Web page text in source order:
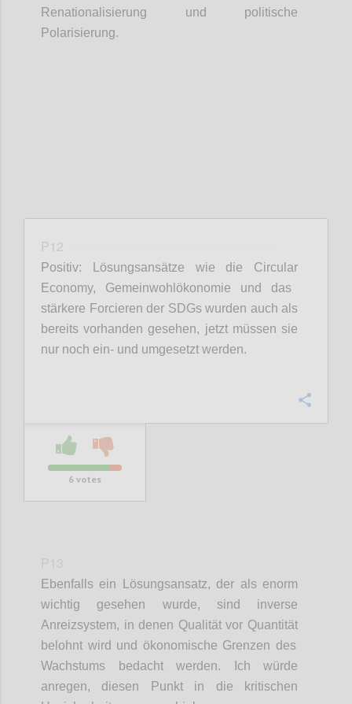
Renationalisierung und politische
Polarisierung.
P12
Positiv: Lösungsansätze wie die Circular
Economy, Gemeinwohlökonomie und das
stärkere Forcieren der SDGs wurden auch als
bereits vorhanden gesehen, jetzt müssen sie
nur noch ein- und umgesetzt werden.
6 votes
Ebenfalls ein Lösungsansatz, der als enorm
wichtig gesehen wurde, sind inverse
Anreizsystem, in denen Qualität vor Quantität
belohnt wird und ökonomische Grenzen des
Wachstums bedacht werden. Ich würde
anregen, diesen Punkt in die kritischen